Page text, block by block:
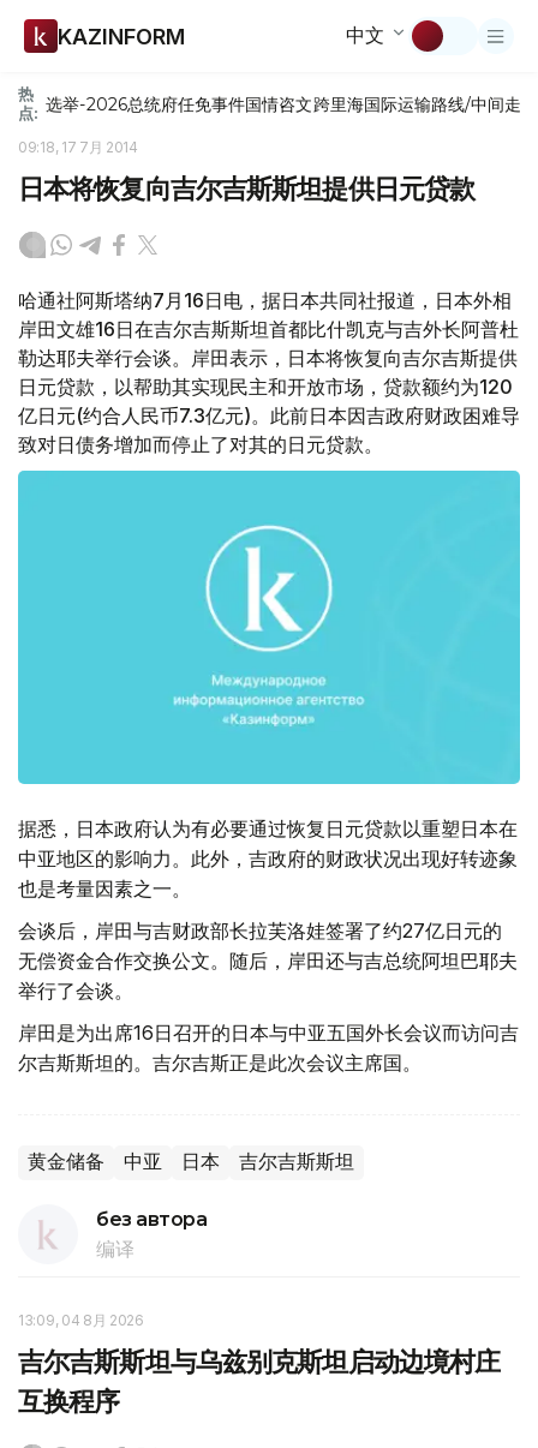
KAZINFORM 中文
热
点: 选举-2026总统府任免事件国情咨文跨里海国际运输路线/中间走廊
09:18, 17 7月 2014
日本将恢复向吉尔吉斯斯坦提供日元贷款
哈通社阿斯塔纳7月16日电，据日本共同社报道，日本外相
岸田文雄16日在吉尔吉斯斯坦首都比什凯克与吉外长阿普杜
勒达耶夫举行会谈。岸田表示，日本将恢复向吉尔吉斯提供
日元贷款，以帮助其实现民主和开放市场，贷款额约为120
亿日元(约合人民币7.3亿元)。此前日本因吉政府财政困难导
致对日债务增加而停止了对其的日元贷款。
据悉，日本政府认为有必要通过恢复日元贷款以重塑日本在
中亚地区的影响力。此外，吉政府的财政状况出现好转迹象
也是考量因素之一。
会谈后，岸田与吉财政部长拉芙洛娃签署了约27亿日元的
无偿资金合作交换公文。随后，岸田还与吉总统阿坦巴耶夫
举行了会谈。
岸田是为出席16日召开的日本与中亚五国外长会议而访问吉
尔吉斯斯坦的。吉尔吉斯正是此次会议主席国。
黄金储备 中亚 日本 吉尔吉斯斯坦
без автора
编译
13:09, 04 8月 2026
吉尔吉斯斯坦与乌兹别克斯坦启动边境村庄
互换程序